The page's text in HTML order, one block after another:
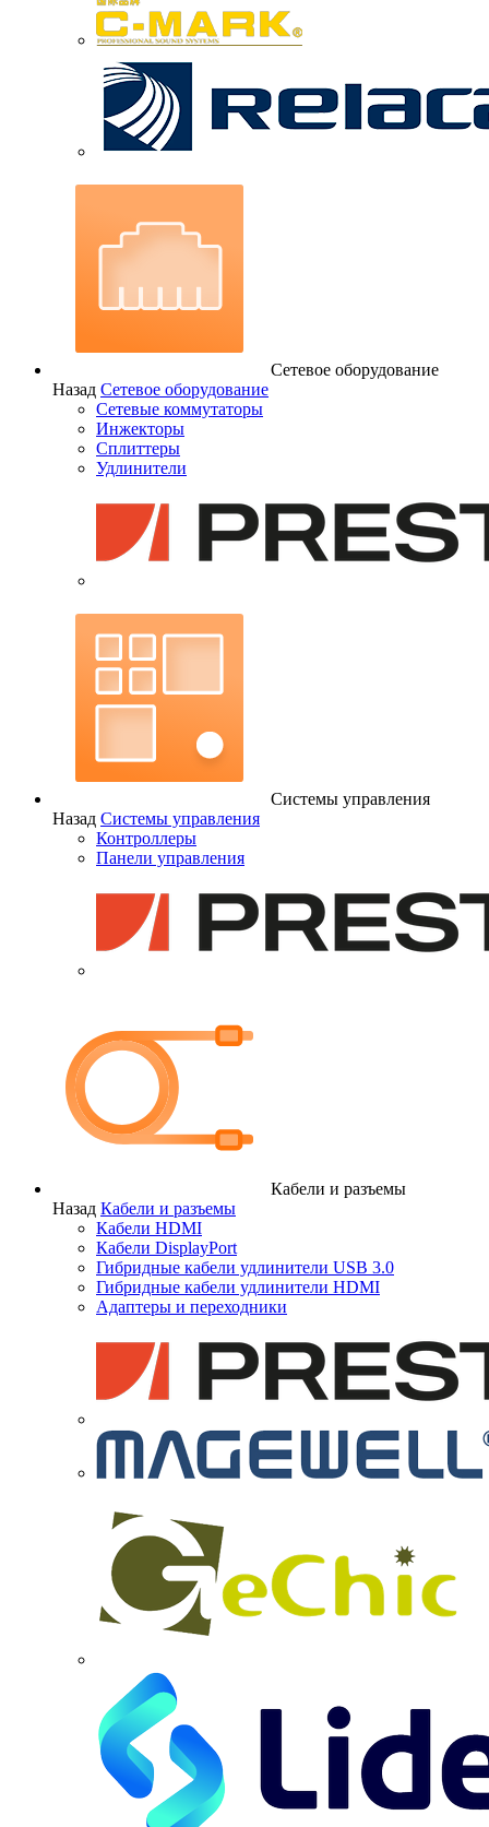
Сетевое оборудование
Назад Сетевое оборудование
Сетевые коммутаторы
Инжекторы
Сплиттеры
Удлинители
Системы управления
Назад Системы управления
Контроллеры
Панели управления
Кабели и разъемы
Назад Кабели и разъемы
Кабели HDMI
Кабели DisplayPort
Гибридные кабели удлинители USB 3.0
Гибридные кабели удлинители HDMI
Адаптеры и переходники